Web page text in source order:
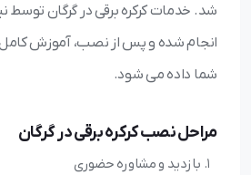
شد. خدمات کرکره برقی در گرگان
انجام شده و پس از نصب، آموزش کامل
شما داده می شود.
مراحل نصب کرکره برقی در گرگان
بازدید و مشاوره حضوری